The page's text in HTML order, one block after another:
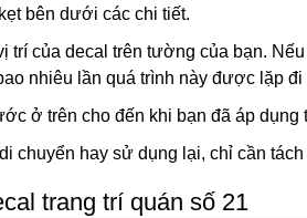
bên dưới các chi tiết.
trí của decal trên tường của bạn.
nhiêu lần quá trình này được lặp
ở trên cho đến khi bạn đã áp
chuyển hay sử dụng lại, chỉ cần
trang trí quán số 21